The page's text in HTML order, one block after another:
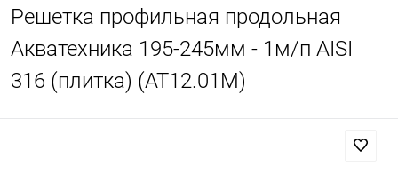
Решетка профильная продольная
Акватехника 195-245мм - 1м/п AISI
316 (плитка) (AT12.01M)